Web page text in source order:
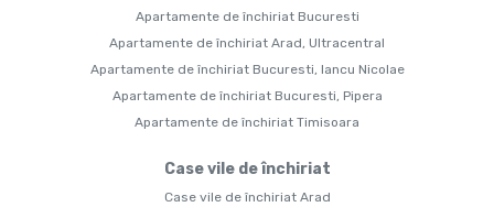
Apartamente de închiriat Bucuresti
Apartamente de închiriat Arad, Ultracentral
Apartamente de închiriat Bucuresti, Iancu Nicolae
Apartamente de închiriat Bucuresti, Pipera
Apartamente de închiriat Timisoara
Case vile de închiriat
Case vile de închiriat Arad